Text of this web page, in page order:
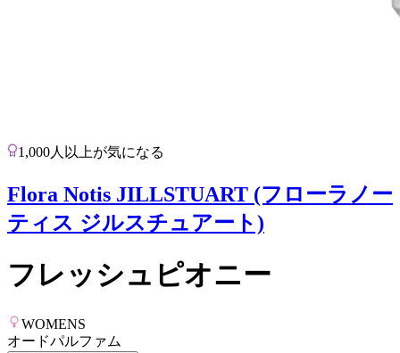
1,000人以上が気になる
Flora Notis JILLSTUART (フローラノー
ティス ジルスチュアート)
フレッシュピオニー
WOMENS
オードパルファム